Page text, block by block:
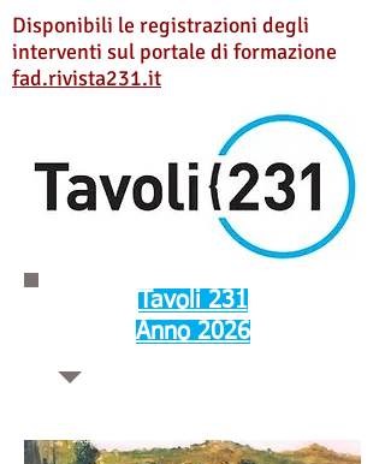
Disponibili le registrazioni degli
interventi sul portale di formazione
fad.rivista231.it
Tavoli 231
Anno 2026